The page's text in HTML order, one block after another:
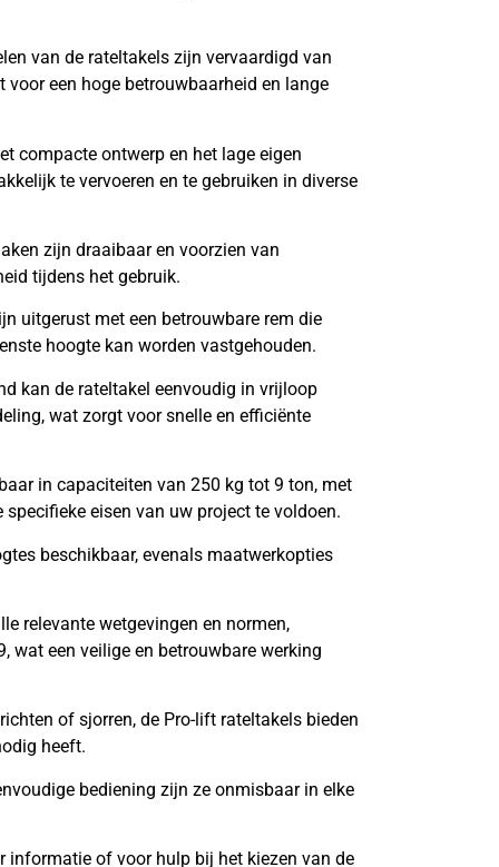
van de rateltakels zijn vervaardigd van
een hoge betrouwbaarheid en lange
compacte ontwerp en het lage eigen
te vervoeren en te gebruiken in diverse
zijn draaibaar en voorzien van
tijdens het gebruik.
uitgerust met een betrouwbare rem die
hoogte kan worden vastgehouden.
kan de rateltakel eenvoudig in vrijloop
wat zorgt voor snelle en efficiënte
in capaciteiten van 250 kg tot 9 ton, met
eisen van uw project te voldoen.
beschikbaar, evenals maatwerkopties
relevante wetgevingen en normen,
wat een veilige en betrouwbare werking
of sjorren, de Pro-lift rateltakels bieden
heeft.
bediening zijn ze onmisbaar in elke
informatie of voor hulp bij het kiezen van de